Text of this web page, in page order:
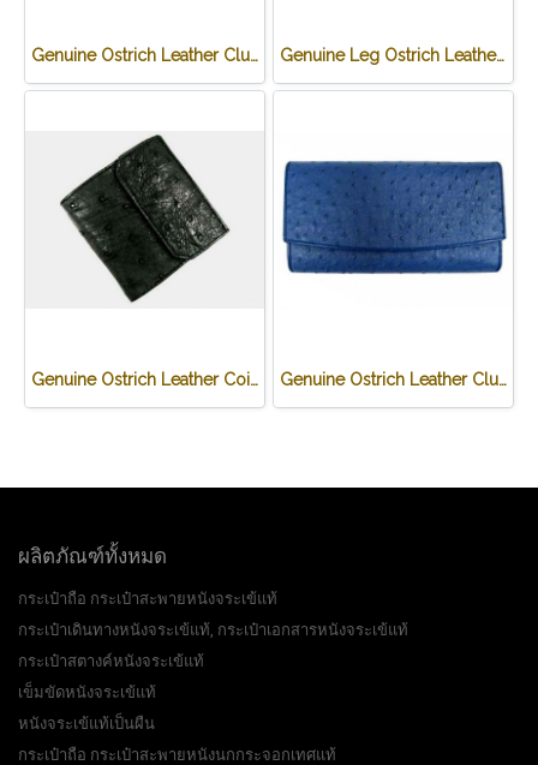
Genuine Ostrich Leather Clutch Wallet in Light Brown Ostrich Skin #OSW621W Genuine Leg Ostrich Leather Credit Card Wallet in Dark Brown Ostrich Skin #OSM625W
Genuine Ostrich Leather Coin Purse in Black Ostrich Skin #OSW624W Genuine Ostrich Leather Clutch Wallet in Blue Ostrich Skin #OSW623W
ผลิตภัณฑ์ทั้งหมด
กระเป๋าถือ กระเป๋าสะพายหนังจระเข้แท้
กระเป๋าเดินทางหนังจระเข้แท้, กระเป๋าเอกสารหนังจระเข้แท้
กระเป๋าสตางค์หนังจระเข้แท้
เข็มขัดหนังจระเข้แท้
หนังจระเข้แท้เป็นผืน
กระเป๋าถือ กระเป๋าสะพายหนังนกกระจอกเทศแท้